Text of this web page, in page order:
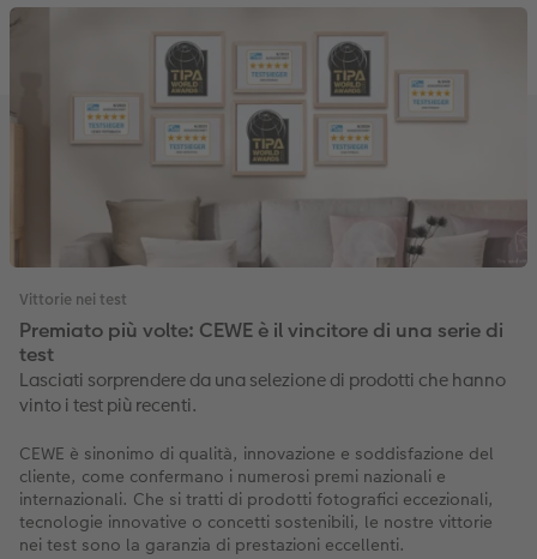
Vittorie nei test
Premiato più volte: CEWE è il vincitore di una serie di
test
Lasciati sorprendere da una selezione di prodotti che hanno
vinto i test più recenti.
CEWE è sinonimo di qualità, innovazione e soddisfazione del
cliente, come confermano i numerosi premi nazionali e
internazionali. Che si tratti di prodotti fotografici eccezionali,
tecnologie innovative o concetti sostenibili, le nostre vittorie
nei test sono la garanzia di prestazioni eccellenti.